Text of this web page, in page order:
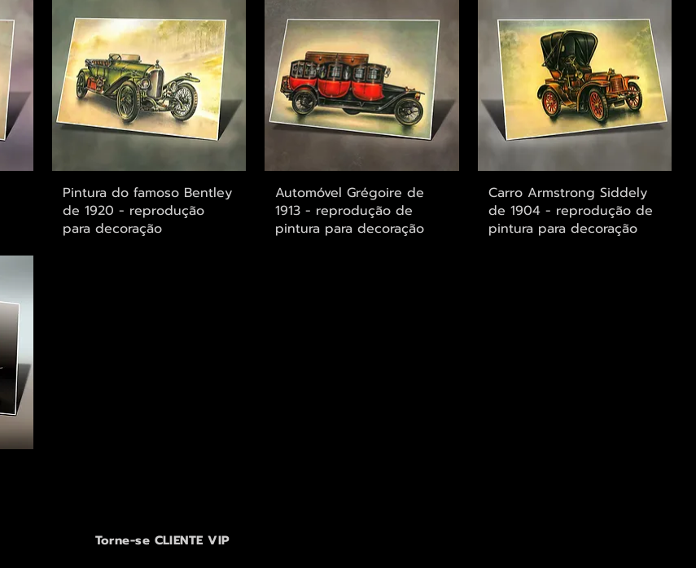
Visualização rápida
Pintura do famoso Bentley
de 1920 - reprodução
para decoração
Visualização rápida
Automóvel Grégoire de
1913 - reprodução de
pintura para decoração
Visualização rápida
Carro Armstrong Siddely
de 1904 - reprodução de
pintura para decoração
Torne-se CLIENTE VIP